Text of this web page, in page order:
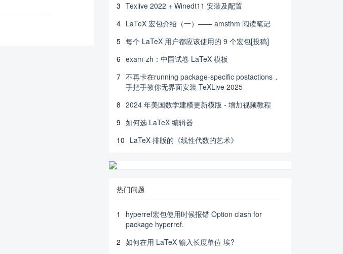
3 Texlive 2022 + Winedt11 安装及配置
4 LaTeX 宏包介绍（一）—— amsthm 阅读笔记
5 每个 LaTeX 用户都应该使用的 9 个宏包[投稿]
6 exam-zh：中国试卷 LaTeX 模板
7 不再卡在running package-specific postactions，
手把手教你无界面安装 TeXLive 2025
8 2024 年美国数学建模更新模版 - 增加视频教程
9 如何选 LaTeX 编辑器
10 LaTeX 排版的《线性代数的艺术》
热门问题
1
hyperref宏包使用时候报错 Option clash for
package hyperref.
2 如何在用 LaTeX 输入长度单位 埃?